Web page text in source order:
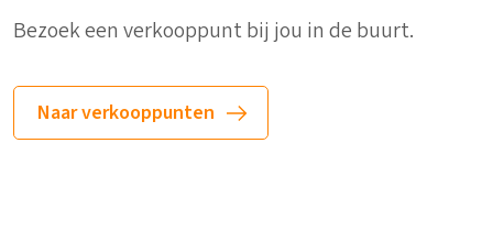
Bezoek een verkooppunt bij jou in de buurt.
Naar verkooppunten